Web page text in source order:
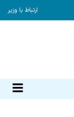
ارتباط با وزیر